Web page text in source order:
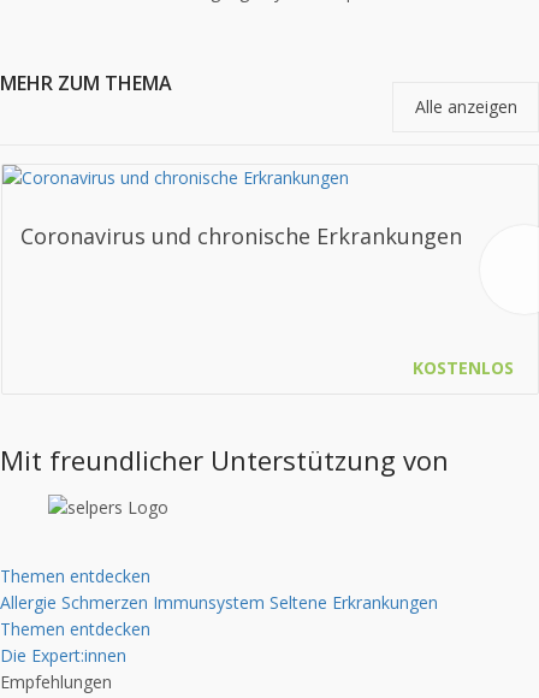
MEHR ZUM THEMA
Alle anzeigen
Coronavirus und chronische Erkrankungen
KOSTENLOS
Mit freundlicher Unterstützung von
Themen entdecken
Allergie Schmerzen Immunsystem Seltene Erkrankungen
Themen entdecken
Die Expert:innen
Empfehlungen